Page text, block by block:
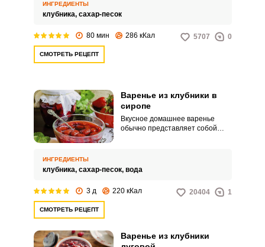
вдоволь на круглый год,
способами.
ИНГРЕДИЕНТЫ
клубника, сахар-песок
80 мин 286 кКал 5707 0
СМОТРЕТЬ РЕЦЕПТ
Варенье из клубники в
сиропе
Вкусное домашнее варенье
обычно представляет собой
наиболее бережным для ягод и
фруктов, так как они
термической обработке в
ИНГРЕДИЕНТЫ
клубника, сахар-песок, вода
3 д 220 кКал 20404 1
СМОТРЕТЬ РЕЦЕПТ
Варенье из клубники
ВХОД НА САЙТ РЕГИСТРАЦИЯ
с помощью социальных сетей: